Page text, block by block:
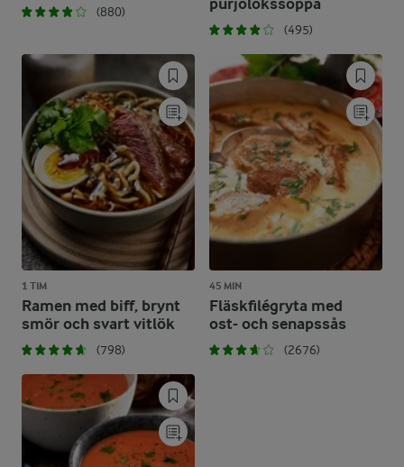
(880) purjolökssoppa
(495)
1 TIM
Ramen med biff, brynt
smör och svart vitlök
(798)
45 MIN
Fläskfilégryta med
ost- och senapssås
(2676)